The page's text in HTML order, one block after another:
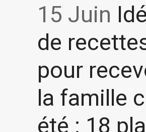
15 Juin
de
pour
la famille
été : 18